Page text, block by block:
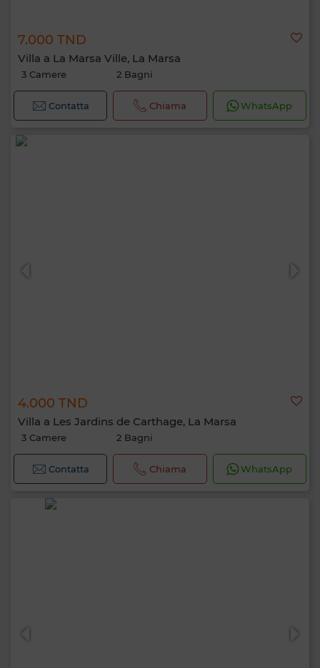
7.000 TND
Villa a La Marsa Ville, La Marsa
3 Camere 2 Bagni
Contatta Chiama WhatsApp
4.000 TND
Villa a Les Jardins de Carthage, La Marsa
3 Camere 2 Bagni
Contatta Chiama WhatsApp